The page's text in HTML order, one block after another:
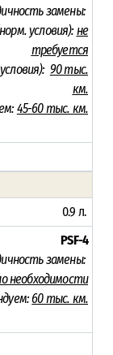
замены:
условия): не
требуется
90 тыс.
км.
45-60 тыс. км.
0.9 л.
PSF-4
замены:
необходимости
60 тыс. км.